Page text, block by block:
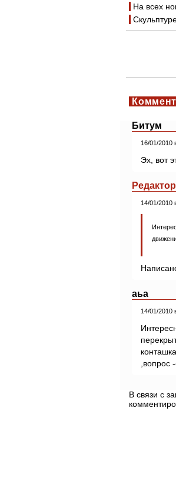
На всех
Битум
16/01/2010
Эх, вот
Редактор
14/01/2010
аьа
14/01/2010
,вопрос
В связи с